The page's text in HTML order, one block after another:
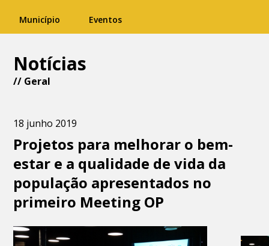
Município Eventos
Notícias
// Geral
18 junho 2019
Projetos para melhorar o bem-
estar e a qualidade de vida da
população apresentados no
primeiro Meeting OP